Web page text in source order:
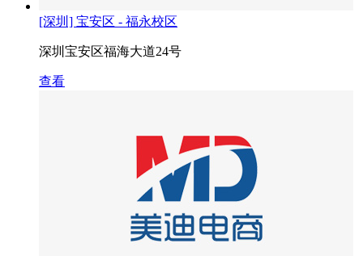
[深圳] 宝安区 - 福永校区
深圳宝安区福海大道24号
查看